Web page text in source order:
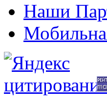
Наши